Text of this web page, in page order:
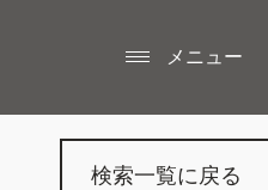
メニュー
検索一覧に戻る